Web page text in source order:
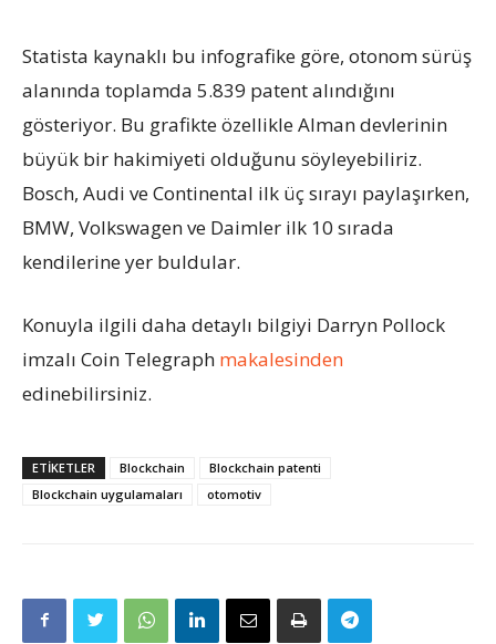
Statista kaynaklı bu infografike göre, otonom sürüş
alanında toplamda 5.839 patent alındığını
gösteriyor. Bu grafikte özellikle Alman devlerinin
büyük bir hakimiyeti olduğunu söyleyebiliriz.
Bosch, Audi ve Continental ilk üç sırayı paylaşırken,
BMW, Volkswagen ve Daimler ilk 10 sırada
kendilerine yer buldular.
Konuyla ilgili daha detaylı bilgiyi Darryn Pollock
imzalı Coin Telegraph makalesinden
edinebilirsiniz.
ETIKETLER Blockchain
Blockchain patenti
Blockchain uygulamaları
otomotiv